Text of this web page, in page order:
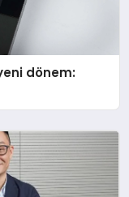
dönem: